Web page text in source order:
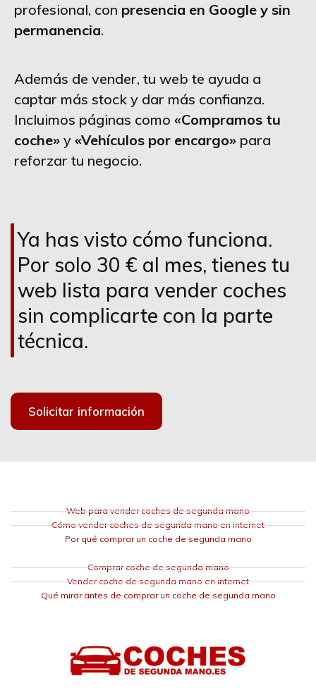
profesional, con presencia en Google y sin
permanencia.
Además de vender, tu web te ayuda a
captar más stock y dar más confianza.
Incluimos páginas como «Compramos tu
coche» y «Vehículos por encargo» para
reforzar tu negocio.
Ya has visto cómo funciona.
Por solo 30 € al mes, tienes tu
web lista para vender coches
sin complicarte con la parte
técnica.
Solicitar información
Web para vender coches de segunda mano
Cómo vender coches de segunda mano en internet
Por qué comprar un coche de segunda mano
Comprar coche de segunda mano
Vender coche de segunda mano en internet
Qué mirar antes de comprar un coche de segunda mano